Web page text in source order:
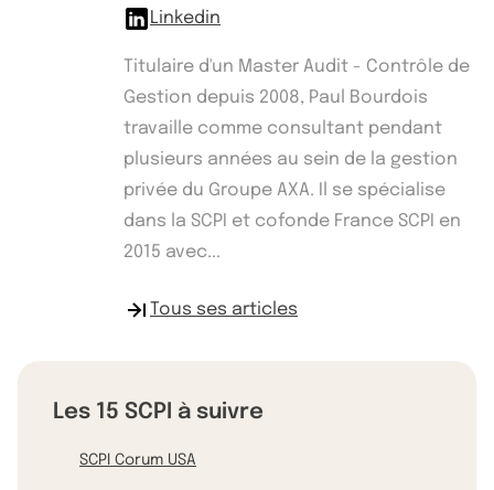
Linkedin
Titulaire d'un Master Audit - Contrôle de
Gestion depuis 2008, Paul Bourdois
travaille comme consultant pendant
plusieurs années au sein de la gestion
privée du Groupe AXA. Il se spécialise
dans la SCPI et cofonde France SCPI en
2015 avec...
Tous ses articles
Les 15 SCPI à suivre
SCPI Corum USA